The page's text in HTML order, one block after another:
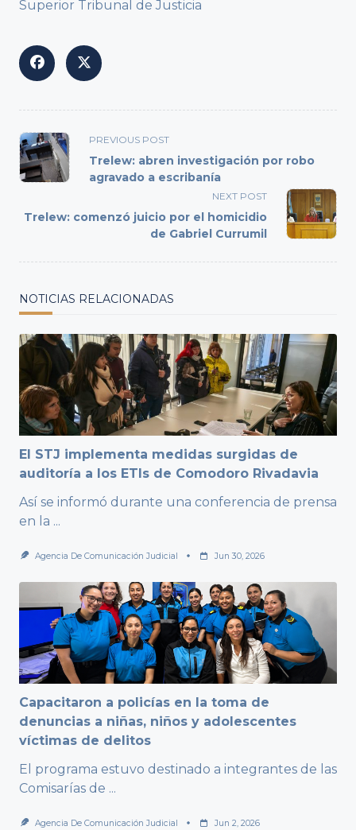
Superior Tribunal de Justicia
<span
class="nav-
subtitle
reader-
PREVIOUS POST
Trelew: abren investigación por robo
agravado a escribanía
NEXT POST
Trelew: comenzó juicio por el homicidio
de Gabriel Currumil
NOTICIAS RELACIONADAS
El STJ implementa medidas surgidas de
auditoría a los ETIs de Comodoro Rivadavia
Así se informó durante una conferencia de prensa
en la ...
Agencia De Comunicación Judicial Jun 30, 2026
Capacitaron a policías en la toma de
denuncias a niñas, niños y adolescentes
víctimas de delitos
El programa estuvo destinado a integrantes de las
Comisarías de ...
Agencia De Comunicación Judicial Jun 2, 2026